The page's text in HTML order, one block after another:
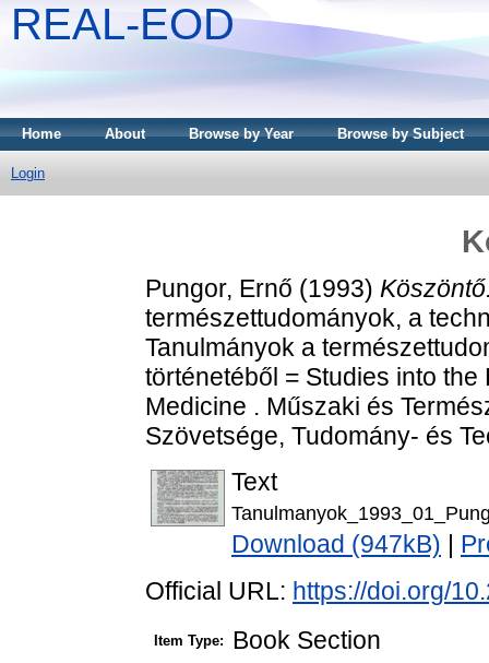
REAL-EOD
Home About Browse by Year Browse by Subject
Login
Pungor, Ernő (1993)
természettudományok, a
Tanulmányok a
történetéből = Studies into
Medicine . Műszaki és
Szövetsége, Tudomány- és
Text
Download (947kB)
Official URL: https://doi.org/
Item Type: Book Section